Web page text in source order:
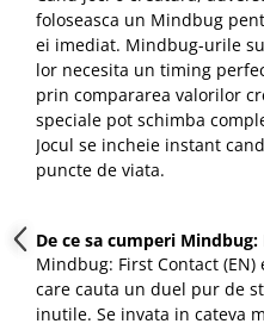
foloseasca un Mindbug
ei imediat. Mindbug-urile
lor necesita un timing
prin compararea valorilor
speciale pot schimba
Jocul se incheie instant
puncte de viata.
De ce sa cumperi
Mindbug: First Contact
care cauta un duel pur de
inutile. Se invata in cateva